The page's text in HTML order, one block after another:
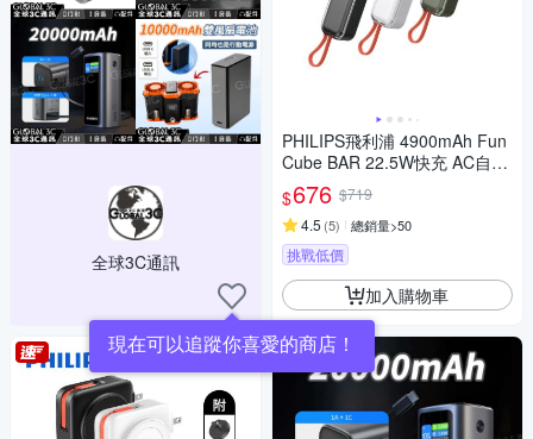
全球3C通訊
現在可以追蹤你喜愛的商店！
PHILIPS飛利浦 4900mAh Fun
Cube BAR 22.5W快充 AC自帶
線 Type-C線行動電源 DLP520
1C 17.88Wh_具Wh標示
$676 $719
4.5 (5) 總銷量>50
挑戰低價
加入購物車